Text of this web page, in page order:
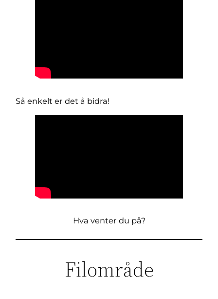
Så enkelt er det å bidra!
Hva venter du på?
Filområde